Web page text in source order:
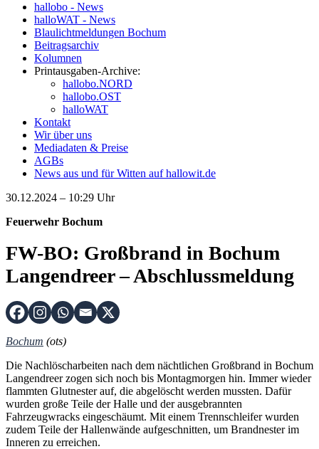
hallobo - News
halloWAT - News
Blaulichtmeldungen Bochum
Beitragsarchiv
Kolumnen
Printausgaben-Archive:
hallobo.NORD
hallobo.OST
halloWAT
Kontakt
Wir über uns
Mediadaten & Preise
AGBs
News aus und für Witten auf hallowit.de
30.12.2024 – 10:29 Uhr
Feuerwehr Bochum
FW-BO: Großbrand in Bochum
Langendreer – Abschlussmeldung
Bochum (ots)
Die Nachlöscharbeiten nach dem nächtlichen Großbrand in Bochum
Langendreer zogen sich noch bis Montagmorgen hin. Immer wieder
flammten Glutnester auf, die abgelöscht werden mussten. Dafür
wurden große Teile der Halle und der ausgebrannten
Fahrzeugwracks eingeschäumt. Mit einem Trennschleifer wurden
zudem Teile der Hallenwände aufgeschnitten, um Brandnester im
Inneren zu erreichen.